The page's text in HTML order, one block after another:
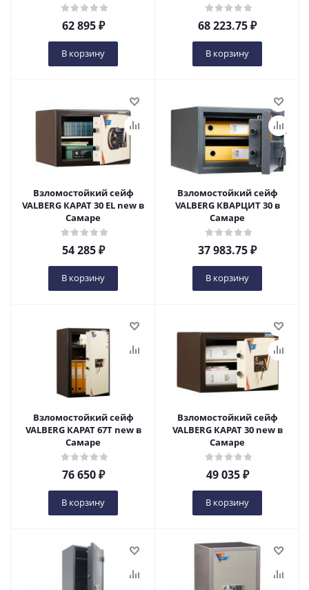
62 895₽
В корзину
68 223.75₽
В корзину
Взломостойкий сейф
VALBERG КАРАТ 30 EL new в
Самаре
54 285₽
В корзину
Взломостойкий сейф
VALBERG КВАРЦИТ 30 в
Самаре
37 983.75₽
В корзину
Взломостойкий сейф
VALBERG КАРАТ 67T new в
Самаре
76 650₽
В корзину
Взломостойкий сейф
VALBERG КАРАТ 30 new в
Самаре
49 035₽
В корзину